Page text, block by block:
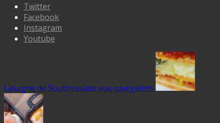
Twitter
Facebook
Instagram
Youtube
Lasagne de Soubressade aux courgettes